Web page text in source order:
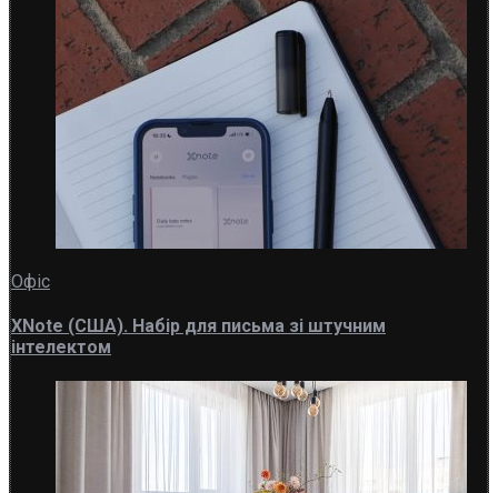
Офіс
XNote (США). Набір для письма зі штучним
інтелектом